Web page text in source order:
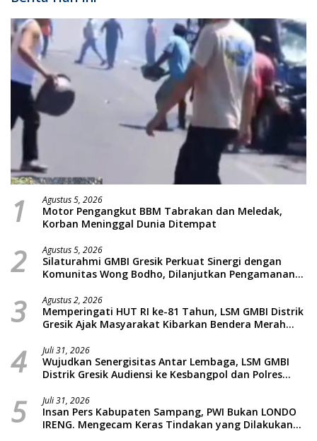
1 Agustus 5, 2026
Motor Pengangkut BBM Tabrakan dan Meledak,
Korban Meninggal Dunia Ditempat
2 Agustus 5, 2026
Silaturahmi GMBI Gresik Perkuat Sinergi dengan
Komunitas Wong Bodho, Dilanjutkan Pengamanan
Massal dan Santunan Anak Yatim
3 Agustus 2, 2026
Memperingati HUT RI ke-81 Tahun, LSM GMBI Distrik
Gresik Ajak Masyarakat Kibarkan Bendera Merah
4 Juli 31, 2026
Wujudkan Senergisitas Antar Lembaga, LSM GMBI
Distrik Gresik Audiensi ke Kesbangpol dan Polres
Piatu
5 Juli 31, 2026
Insan Pers Kabupaten Sampang, PWI Bukan LONDO
IRENG. Mengecam Keras Tindakan yang Dilakukan